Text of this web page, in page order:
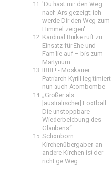
'Du hast mir den Weg
nach Ars gezeigt; ich
werde Dir den Weg zum
Himmel zeigen'
Kardinal Burke ruft zu
Einsatz für Ehe und
Familie auf – bis zum
Martyrium
IRRE! - Moskauer
Patriarch Kyrill legitimiert
nun auch Atombombe
„Größer als
[australischer] Football:
Die unstoppbare
Wiederbelebung des
Glaubens“
Schönborn:
Kirchenübergaben an
andere Kirchen ist der
richtige Weg